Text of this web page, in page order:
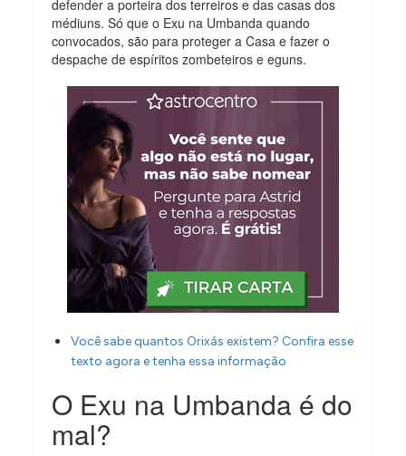
defender a porteira dos terreiros e das casas dos
médiuns. Só que o Exu na Umbanda quando
convocados, são para proteger a Casa e fazer o
despache de espíritos zombeteiros e eguns.
Você sabe quantos Orixás existem? Confira esse
texto agora e tenha essa informação
O Exu na Umbanda é do
mal?